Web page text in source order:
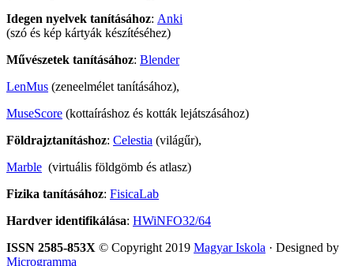
Idegen nyelvek tanításához: Anki
(szó és kép kártyák készítéséhez)
Művészetek tanításához: Blender
LenMus (zeneelmélet tanításához),
MuseScore (kottaíráshoz és kották lejátszásához)
Földrajztanításhoz: Celestia (világűr),
Marble (virtuális földgömb és atlasz)
Fizika tanításához: FisicaLab
Hardver identifikálása: HWiNFO32/64
ISSN 2585-853X © Copyright 2019 Magyar Iskola · Designed by
Microgramma